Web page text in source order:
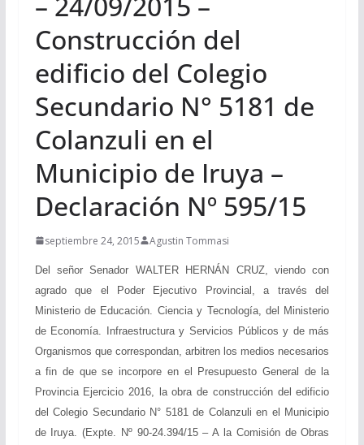
Construcción del
edificio del Colegio
Secundario N° 5181 de
Colanzuli en el
Municipio de Iruya –
Declaración Nº 595/15
septiembre 24, 2015 Agustin Tommasi
Del señor Senador WALTER HERNÁN CRUZ, viendo con
agrado que el Poder Ejecutivo Provincial, a través del
Ministerio de Educación. Ciencia y Tecnología, del Ministerio
de Economía. Infraestructura y Servicios Públicos y de más
Organismos que correspondan, arbitren los medios necesarios
a fin de que se incorpore en el Presupuesto General de la
Provincia Ejercicio 2016, la obra de construcción del edificio
del Colegio Secundario N° 5181 de Colanzuli en el Municipio
de Iruya. (Expte. Nº 90-24.394/15 – A la Comisión de Obras